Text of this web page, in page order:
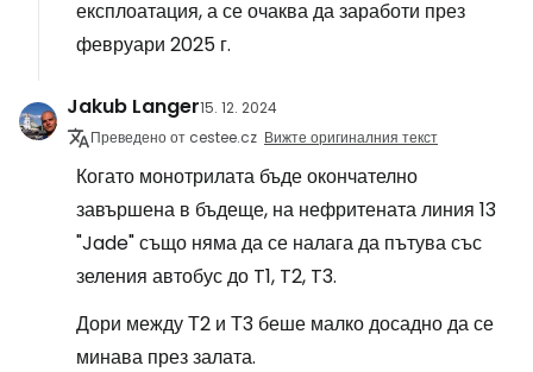
експлоатация, а се очаква да заработи през
февруари 2025 г.
Jakub Langer15. 12. 2024
Преведено от cestee.cz Вижте оригиналния текст
Когато монотрилата бъде окончателно
завършена в бъдеще, на нефритената линия 13
"Jade" също няма да се налага да пътува със
зеления автобус до T1, T2, T3.
Дори между Т2 и Т3 беше малко досадно да се
минава през залата.